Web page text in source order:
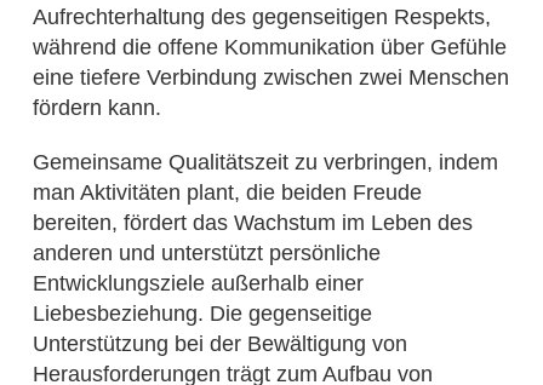
Aufrechterhaltung des gegenseitigen Respekts,
während die offene Kommunikation über Gefühle
eine tiefere Verbindung zwischen zwei Menschen
fördern kann.
Gemeinsame Qualitätszeit zu verbringen, indem
man Aktivitäten plant, die beiden Freude
bereiten, fördert das Wachstum im Leben des
anderen und unterstützt persönliche
Entwicklungsziele außerhalb einer
Liebesbeziehung. Die gegenseitige
Unterstützung bei der Bewältigung von
Herausforderungen trägt zum Aufbau von